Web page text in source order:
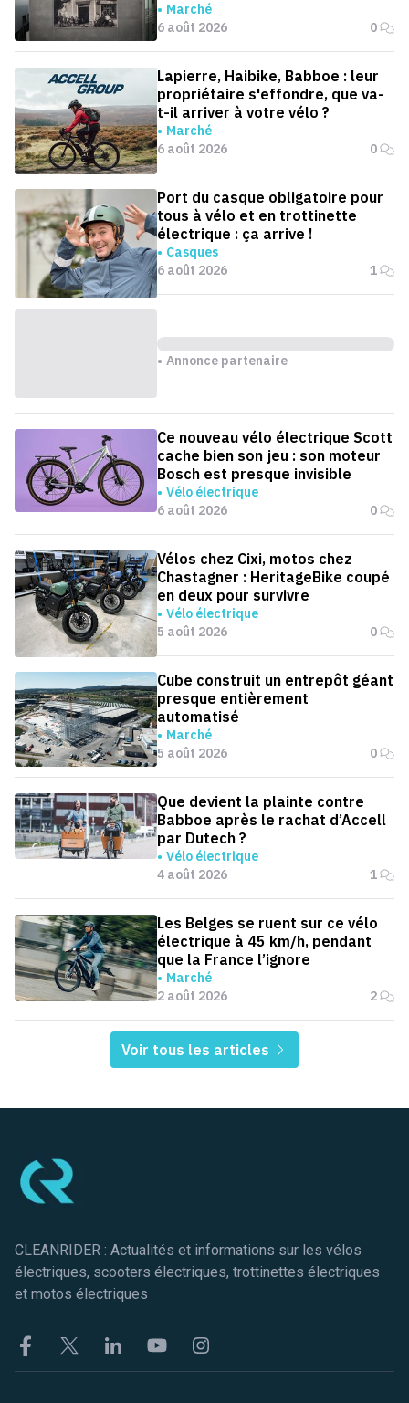
Marché
6 août 2026
0
Lapierre, Haibike, Babboe : leur
propriétaire s'effondre, que va-
t-il arriver à votre vélo ?
Marché
6 août 2026
0
Port du casque obligatoire pour
tous à vélo et en trottinette
électrique : ça arrive !
Casques
6 août 2026
1
Annonce partenaire
Ce nouveau vélo électrique Scott
cache bien son jeu : son moteur
Bosch est presque invisible
Vélo électrique
6 août 2026
0
Vélos chez Cixi, motos chez
Chastagner : HeritageBike coupé
en deux pour survivre
Vélo électrique
5 août 2026
0
Cube construit un entrepôt géant
presque entièrement
automatisé
Marché
5 août 2026
0
Que devient la plainte contre
Babboe après le rachat d’Accell
par Dutech ?
Vélo électrique
4 août 2026
1
Les Belges se ruent sur ce vélo
électrique à 45 km/h, pendant
que la France l’ignore
Marché
2 août 2026
2
Voir tous les articles
CLEANRIDER : Actualités et informations sur les vélos
électriques, scooters électriques, trottinettes électriques
et motos électriques
FacebookTwitter LinkekinYoutubeInstagram